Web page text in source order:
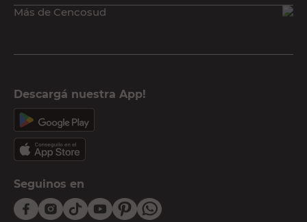
Más de Cencosud
Descargá nuestra App!
Seguinos en